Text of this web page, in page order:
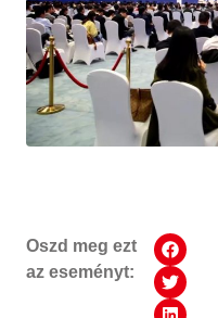
Oszd meg ezt
az eseményt: